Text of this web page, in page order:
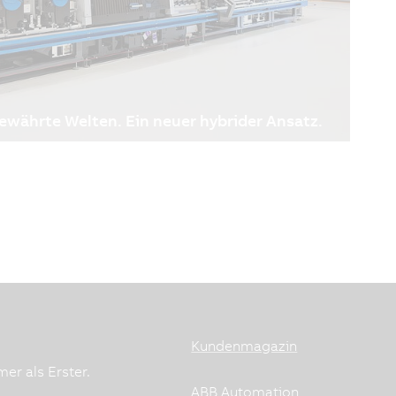
Welten. Ein neuer hybrider Ansatz.
zunehmende Variantenvielfalt sinken.
wodurch Effizienz und
sind als je zuvor.
als Erster.
Kundenmagazin
ABB Automation